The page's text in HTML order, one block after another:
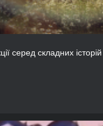
серед складних